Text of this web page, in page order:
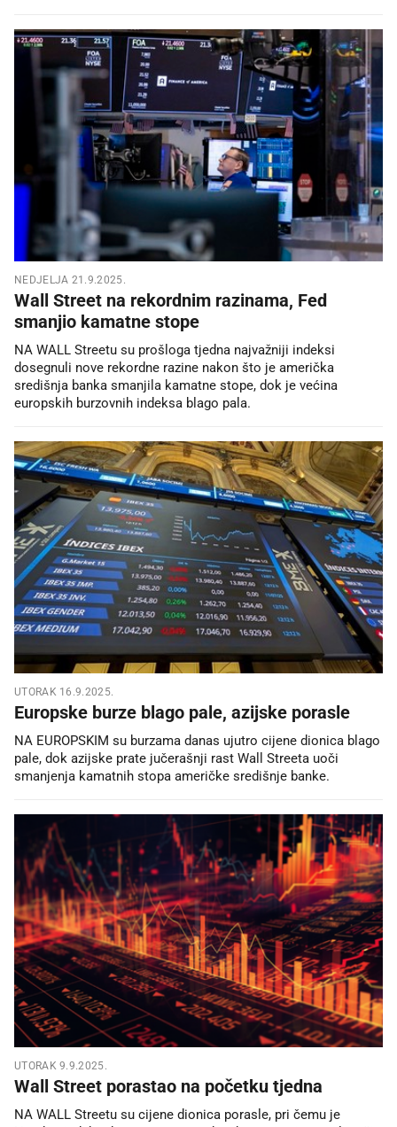
NEDJELJA 21.9.2025.
Wall Street na rekordnim razinama, Fed
smanjio kamatne stope
NA WALL Streetu su prošloga tjedna najvažniji indeksi
dosegnuli nove rekordne razine nakon što je američka
središnja banka smanjila kamatne stope, dok je većina
europskih burzovnih indeksa blago pala.
UTORAK 16.9.2025.
Europske burze blago pale, azijske porasle
NA EUROPSKIM su burzama danas ujutro cijene dionica blago
pale, dok azijske prate jučerašnji rast Wall Streeta uoči
smanjenja kamatnih stopa američke središnje banke.
UTORAK 9.9.2025.
Wall Street porastao na početku tjedna
NA WALL Streetu su cijene dionica porasle, pri čemu je